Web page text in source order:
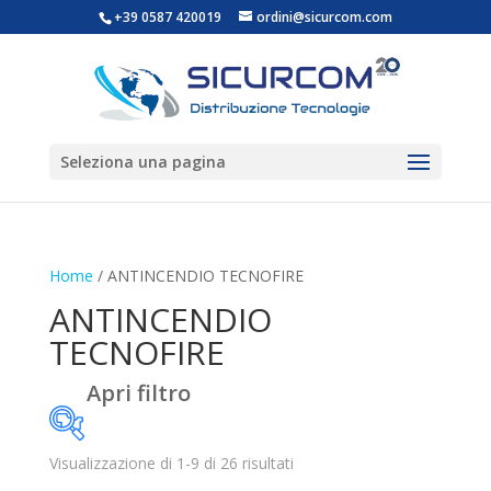
+39 0587 420019 ordini@sicurcom.com
Seleziona una pagina
Home / ANTINCENDIO TECNOFIRE
ANTINCENDIO
TECNOFIRE
Apri filtro
Visualizzazione di 1-9 di 26 risultati